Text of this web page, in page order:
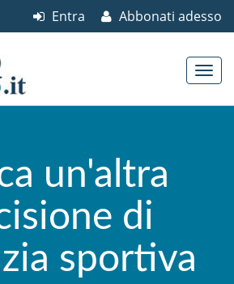
Abbonati adesso
Entra
un'altra
di
sportiva